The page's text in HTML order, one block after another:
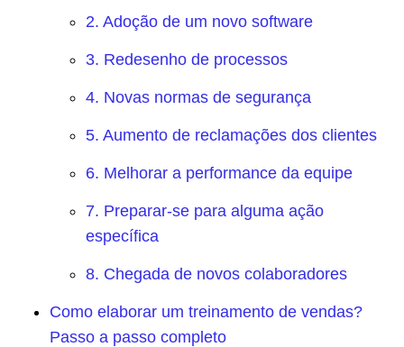
2. Adoção de um novo software
3. Redesenho de processos
4. Novas normas de segurança
5. Aumento de reclamações dos clientes
6. Melhorar a performance da equipe
7. Preparar-se para alguma ação
específica
8. Chegada de novos colaboradores
Como elaborar um treinamento de vendas?
Passo a passo completo